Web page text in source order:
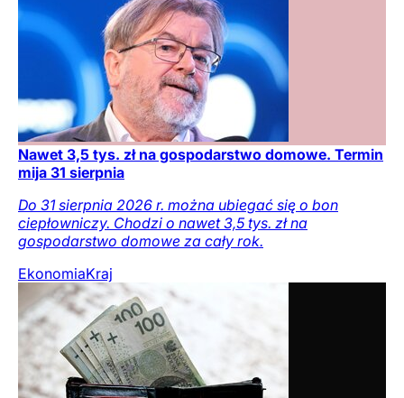
Nawet 3,5 tys. zł na gospodarstwo domowe. Termin
mija 31 sierpnia
Do 31 sierpnia 2026 r. można ubiegać się o bon
ciepłowniczy. Chodzi o nawet 3,5 tys. zł na
gospodarstwo domowe za cały rok.
EkonomiaKraj